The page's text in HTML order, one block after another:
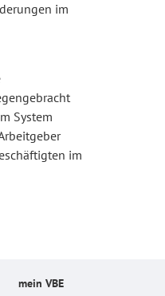
im
System
im
mein VBE